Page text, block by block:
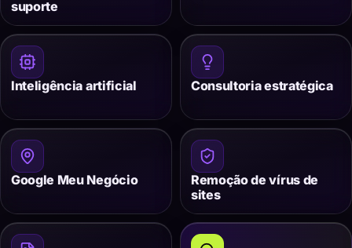
suporte
Inteligência artificial Consultoria estratégica
Google Meu Negócio
Remoção de vírus de
sites